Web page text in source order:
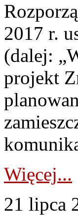
2017 r.
(dalej:
projekt
Więcej...
21 lipca